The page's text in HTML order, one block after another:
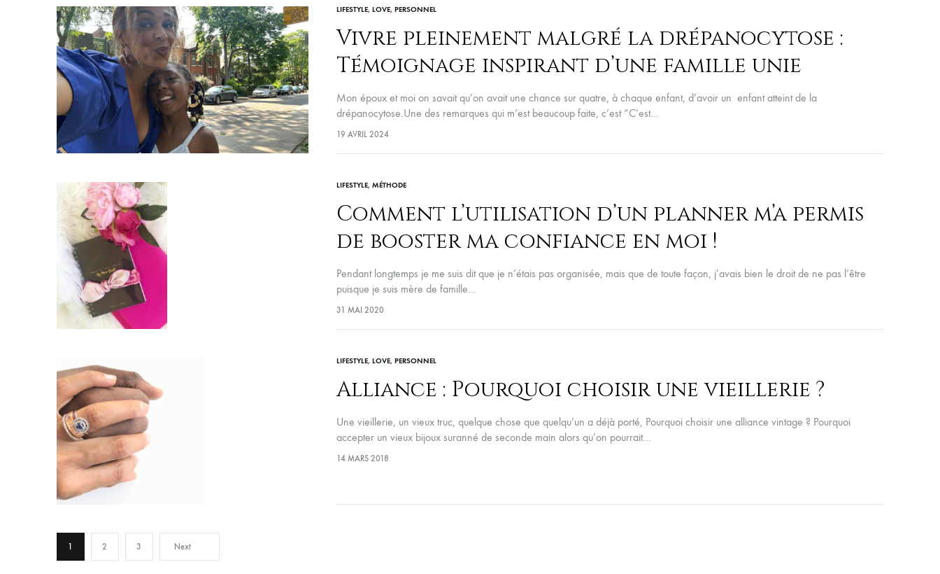
LIFESTYLE, LOVE, PERSONNEL
Vivre pleinement malgré la drépanocytose :
Témoignage inspirant d’une famille unie
Mon époux et moi on savait qu’on avait une chance sur quatre, à chaque enfant, d’avoir un enfant atteint de la
drépanocytose.Une des remarques qui m’est beaucoup faite, c’est “C’est…
19 AVRIL 2024
LIFESTYLE, MÉTHODE
Comment l’utilisation d’un planner m’a permis
de booster ma confiance en moi !
Pendant longtemps je me suis dit que je n’étais pas organisée, mais que de toute façon, j’avais bien le droit de ne pas l’être
puisque je suis mère de famille…
31 MAI 2020
LIFESTYLE, LOVE, PERSONNEL
Alliance : Pourquoi choisir une vieillerie ?
Une vieillerie, un vieux truc, quelque chose que quelqu’un a déjà porté, Pourquoi choisir une alliance vintage ? Pourquoi
accepter un vieux bijoux suranné de seconde main alors qu’on pourrait…
14 MARS 2018
1 2 3 Next